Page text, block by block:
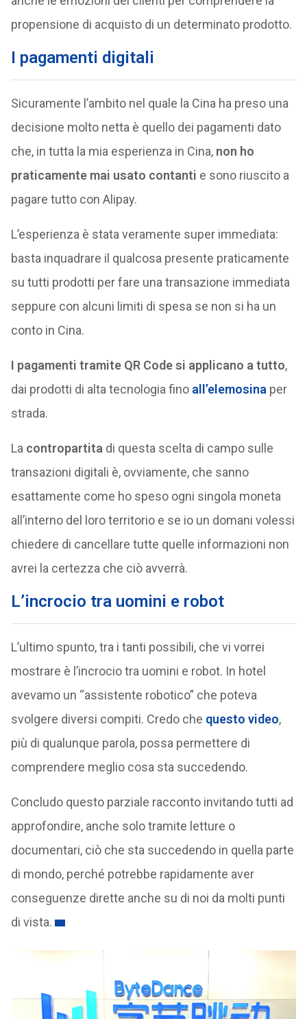
propensione di acquisto di un determinato prodotto.
I pagamenti digitali
Sicuramente l’ambito nel quale la Cina ha preso una
decisione molto netta è quello dei pagamenti dato
che, in tutta la mia esperienza in Cina, non ho
praticamente mai usato contanti e sono riuscito a
pagare tutto con Alipay.
L’esperienza è stata veramente super immediata:
basta inquadrare il qualcosa presente praticamente
su tutti prodotti per fare una transazione immediata
seppure con alcuni limiti di spesa se non si ha un
conto in Cina.
I pagamenti tramite QR Code si applicano a tutto,
dai prodotti di alta tecnologia fino all’elemosina per
strada.
La contropartita di questa scelta di campo sulle
transazioni digitali è, ovviamente, che sanno
esattamente come ho speso ogni singola moneta
all’interno del loro territorio e se io un domani volessi
chiedere di cancellare tutte quelle informazioni non
avrei la certezza che ciò avverrà.
L’incrocio tra uomini e robot
L’ultimo spunto, tra i tanti possibili, che vi vorrei
mostrare è l’incrocio tra uomini e robot. In hotel
avevamo un “assistente robotico” che poteva
svolgere diversi compiti. Credo che questo video,
più di qualunque parola, possa permettere di
comprendere meglio cosa sta succedendo.
Concludo questo parziale racconto invitando tutti ad
approfondire, anche solo tramite letture o
documentari, ciò che sta succedendo in quella parte
di mondo, perché potrebbe rapidamente aver
conseguenze dirette anche su di noi da molti punti
di vista.